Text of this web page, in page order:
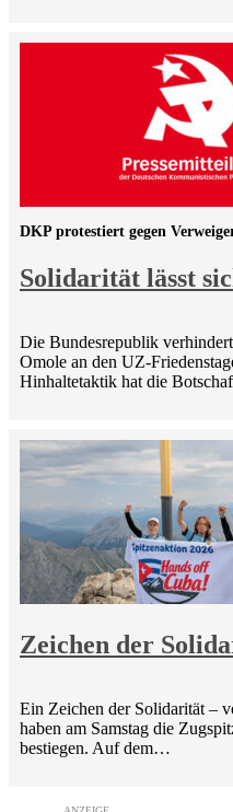
Solidarität lässt
DKP protestiert gegen
Die Bundesrepublik
Omole an den UZ-
Hinhaltetaktik hat die
Zeichen der
Ein Zeichen der Solidarität –
haben am Samstag die
bestiegen. Auf dem…